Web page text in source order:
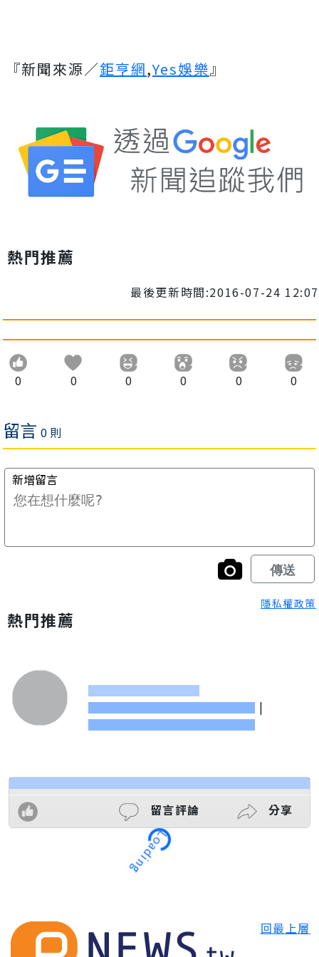
『新聞來源／鉅亨網,Yes娛樂』
熱門推薦
最後更新時間:2016-07-24 12:07
0 0 0 0 0 0
隱私權政策
熱門推薦
|
留言評論 分享
Loading
回最上層